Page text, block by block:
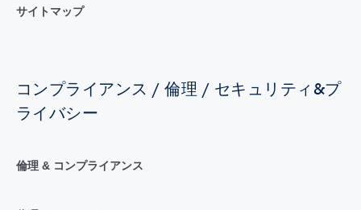
サイトマップ
コンプライアンス / 倫理 / セキュリティ&プ
ライバシー
倫理 & コンプライアンス